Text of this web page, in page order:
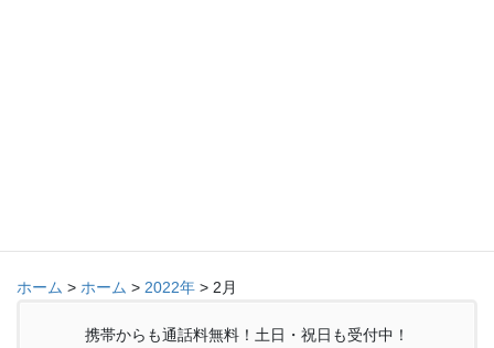
ホーム > ホーム > 2022年 > 2月
携帯からも通話料無料！土日・祝日も受付中！